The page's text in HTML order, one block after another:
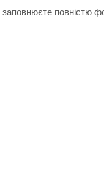
заповнюєте повністю